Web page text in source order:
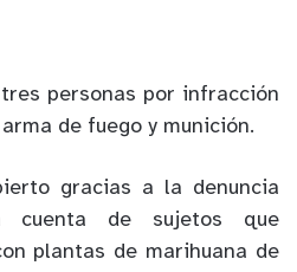
personas por infracción
de fuego y munición.
gracias a la denuncia
cuenta de sujetos que
plantas de marihuana de